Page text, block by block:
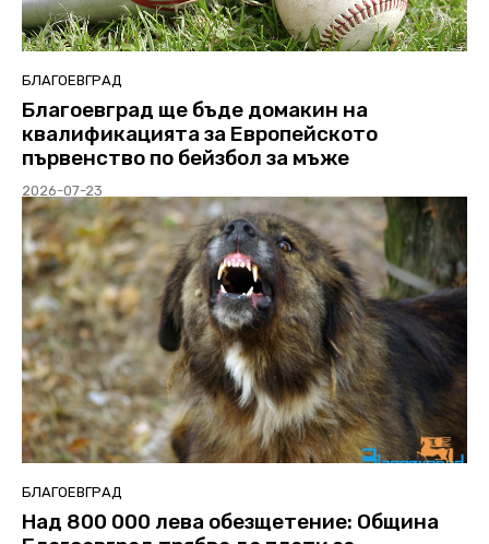
БЛАГОЕВГРАД
Благоевград ще бъде домакин на
квалификацията за Европейското
първенство по бейзбол за мъже
2026-07-23
БЛАГОЕВГРАД
Над 800 000 лева обезщетение: Община